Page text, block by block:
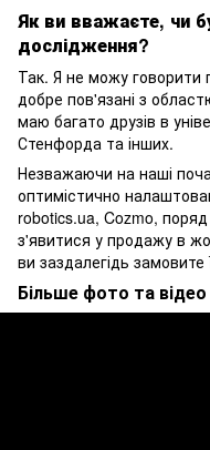
Як ви вважаєте, чи
дослідження?
Так. Я не можу говорити
добре пов'язані з
маю багато друзів в
Стенфорда та інших.
Незважаючи на наші
оптимістично
robotics.ua, Cozmo,
з'явитися у продажу в
ви заздалегідь замовите
Більше фото та відео